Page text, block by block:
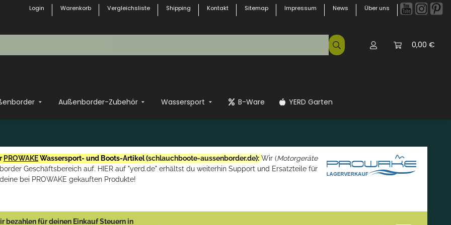
Login Warenkorb Vergleichsliste Shipping Kontakt Sitemap Impressum News Über uns
0,00 €
Außenborder-Zubehör Wassersport B-Ware YERD Garten
PROWAKEWassersport- und Boots-Artikel (schlauchboote-aussenborder.de): Wir (Motorgeräte
Geschäftsbereich auf. HIER auf "yerd.de" erhältst du weiterhin Support und Ersatzteile für
deine bei PROWAKE gekauften Produkte!
bezahlen für deinen Einkauf Steuern in